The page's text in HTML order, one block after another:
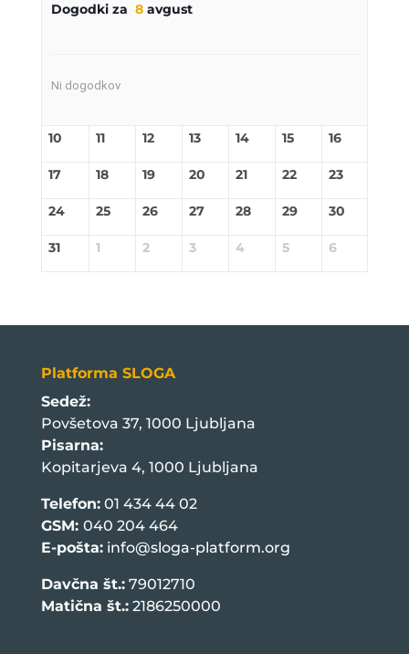
Dogodki za 8avgust
Ni dogodkov
10 11 12 13 14 15 16
17 18 19 20 21 22 23
24 25 26 27 28 29 30
31 1 2 3 4 5 6
Platforma SLOGA
Sedež:
Povšetova 37, 1000 Ljubljana
Pisarna:
Kopitarjeva 4, 1000 Ljubljana
Telefon:01 434 44 02
GSM: 040 204 464
E-pošta: info@sloga-platform.org
Davčna št.:79012710
Matična št.:2186250000